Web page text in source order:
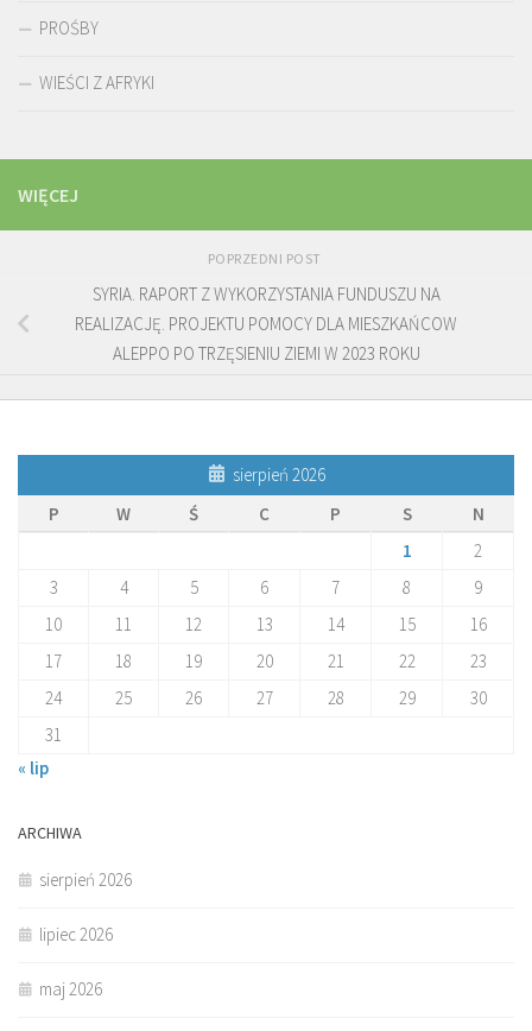
PROŚBY
WIEŚCI Z AFRYKI
WIĘCEJ
POPRZEDNI POST
SYRIA. RAPORT Z WYKORZYSTANIA FUNDUSZU NA
REALIZACJĘ. PROJEKTU POMOCY DLA MIESZKAŃCOW
ALEPPO PO TRZĘSIENIU ZIEMI W 2023 ROKU
sierpień 2026
P
W Ś C P S
N
1
2
3
4 5 6 7 8
9
10
11 12 13 14 15
16
17
18 19 20 21 22
23
24
25 26 27 28 29
30
31
« lip
ARCHIWA
sierpień 2026
lipiec 2026
maj 2026